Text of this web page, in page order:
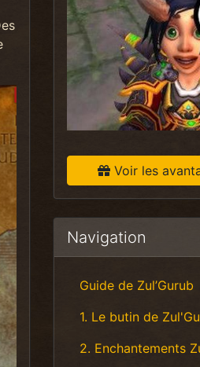
Voir les
Navigation
Guide de Zul’Gurub
1. Le butin de
2. Enchantements